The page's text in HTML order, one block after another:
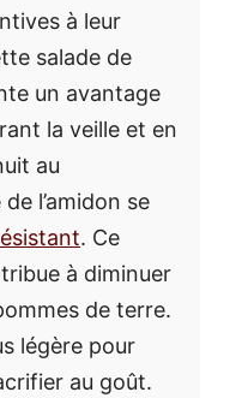
à leur
salade de
un avantage
la veille et en
au
l’amidon se
. Ce
à diminuer
de terre.
légère pour
au goût.